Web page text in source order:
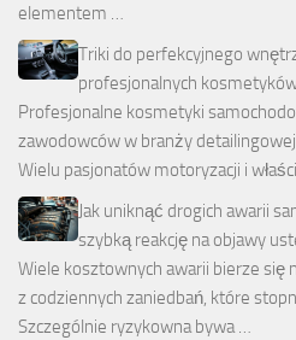
elementem …
Triki do perfekcyjnego
profesjonalnych
Profesjonalne kosmetyki
zawodowców w branży
Wielu pasjonatów motoryzacji i
Jak uniknąć drogich awarii
szybką reakcję na objawy
Wiele kosztownych awarii bierze się
z codziennych zaniedbań, które
Szczególnie ryzykowna bywa …